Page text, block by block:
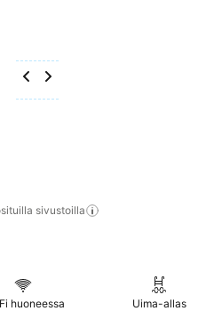
sivustoilla
huoneessa Uima-allas